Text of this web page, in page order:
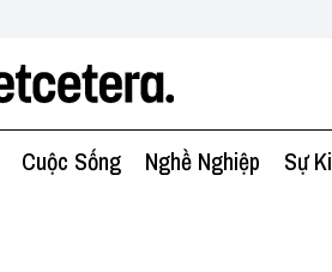
Cuộc Sống Nghề Nghiệp Sự